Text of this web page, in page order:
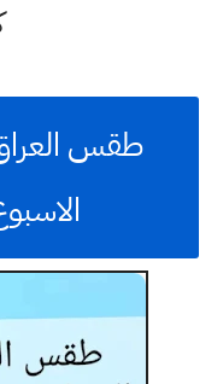
طقس
الاسبوع ١٢ ايلول